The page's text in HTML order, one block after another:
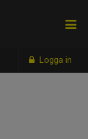
Logga in